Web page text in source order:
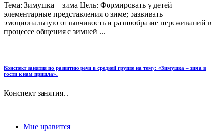
Тема: Зимушка – зима Цель: Формировать у детей
элементарные представления о зиме; развивать
эмоциональную отзывчивость и разнообразие переживаний в
процессе общения с зимней ...
Конспект занятия по развитию речи в средней группе на тему: «Зимушка – зима в
гости к нам пришла».
Конспект занятия...
Мне нравится